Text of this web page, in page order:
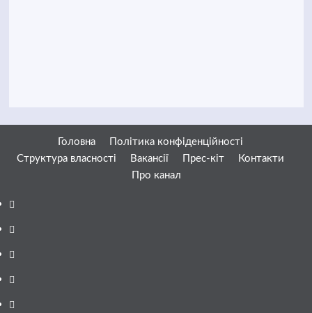
Головна
Політика конфіденційності
Структура власності
Вакансії Прес-кіт
Контакти
Про канал
Facebook
YouTube
Telegram
Instagram
Twitter